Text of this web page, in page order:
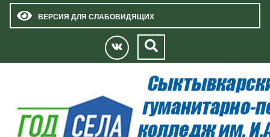
ВЕРСИЯ ДЛЯ СЛАБОВИДЯЩИХ